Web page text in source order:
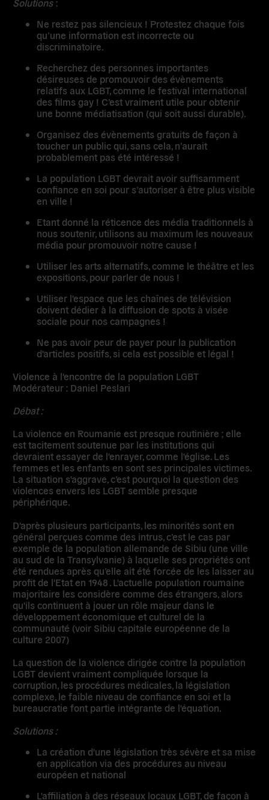
Ne restez pas silencieux ! Protestez chaque fois
qu’une information est incorrecte ou
discriminatoire.
Recherchez des personnes importantes
désireuses de promouvoir des évènements
relatifs aux LGBT, comme le festival international
des films gay ! C’est vraiment utile pour obtenir
une bonne médiatisation (qui soit aussi durable).
Organisez des évènements gratuits de façon à
toucher un public qui, sans cela, n’aurait
probablement pas été intéressé !
La population LGBT devrait avoir suffisamment
confiance en soi pour s’autoriser à être plus visible
en ville !
Etant donné la réticence des média traditionnels à
nous soutenir, utilisons au maximum les nouveaux
média pour promouvoir notre cause !
Utiliser les arts alternatifs, comme le théâtre et les
expositions, pour parler de nous !
Utiliser l'espace que les chaînes de télévision
doivent dédier à la diffusion de spots à visée
sociale pour nos campagnes !
Ne pas avoir peur de payer pour la publication
d'articles positifs, si cela est possible et légal !
Violence à l'encontre de la population LGBT
Modérateur : Daniel Peslari
Débat :
La violence en Roumanie est presque routinière ; elle
est tacitement soutenue par les institutions qui
devraient essayer de l'enrayer, comme l'église. Les
femmes et les enfants en sont ses principales victimes.
La situation s'aggrave, c’est pourquoi la question des
violences envers les LGBT semble presque
périphérique.
D'après plusieurs participants, les minorités sont en
général perçues comme des intrus, c’est le cas par
exemple de la population allemande de Sibiu (une ville
au sud de la Transylvanie) à laquelle ses propriétés ont
été rendues après qu’elle ait été forcée de les laisser au
profit de l'Etat en 1948 . L'actuelle population roumaine
majoritaire les considère comme des étrangers, alors
qu'ils continuent à jouer un rôle majeur dans le
développement économique et culturel de la
communauté (voir Sibiu capitale européenne de la
culture 2007)
La question de la violence dirigée contre la population
LGBT devient vraiment compliquée lorsque la
corruption, les procédures médicales, la législation
complexe, le faible niveau de confiance en soi et la
bureaucratie font partie intégrante de l'équation.
Solutions :
La création d'une législation très sévère et sa mise
en application via des procédures au niveau
européen et national
L'affiliation à des réseaux locaux LGBT, de façon à